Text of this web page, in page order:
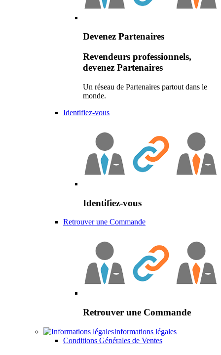
Devenez Partenaires
Revendeurs professionnels,
devenez Partenaires
Un réseau de Partenaires partout dans le
monde.
Identifiez-vous
Identifiez-vous
Retrouver une Commande
Retrouver une Commande
Informations légales
Conditions Générales de Ventes